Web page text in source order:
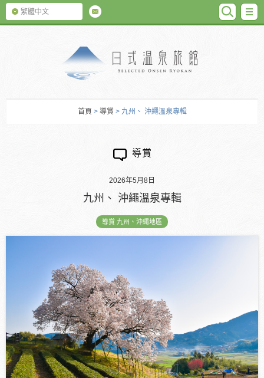
繁體中文
首頁 > 導賞 > 九州、 沖繩溫泉專輯
導賞
2026年5月8日
九州、 沖繩溫泉專輯
導賞 九州、沖繩地區